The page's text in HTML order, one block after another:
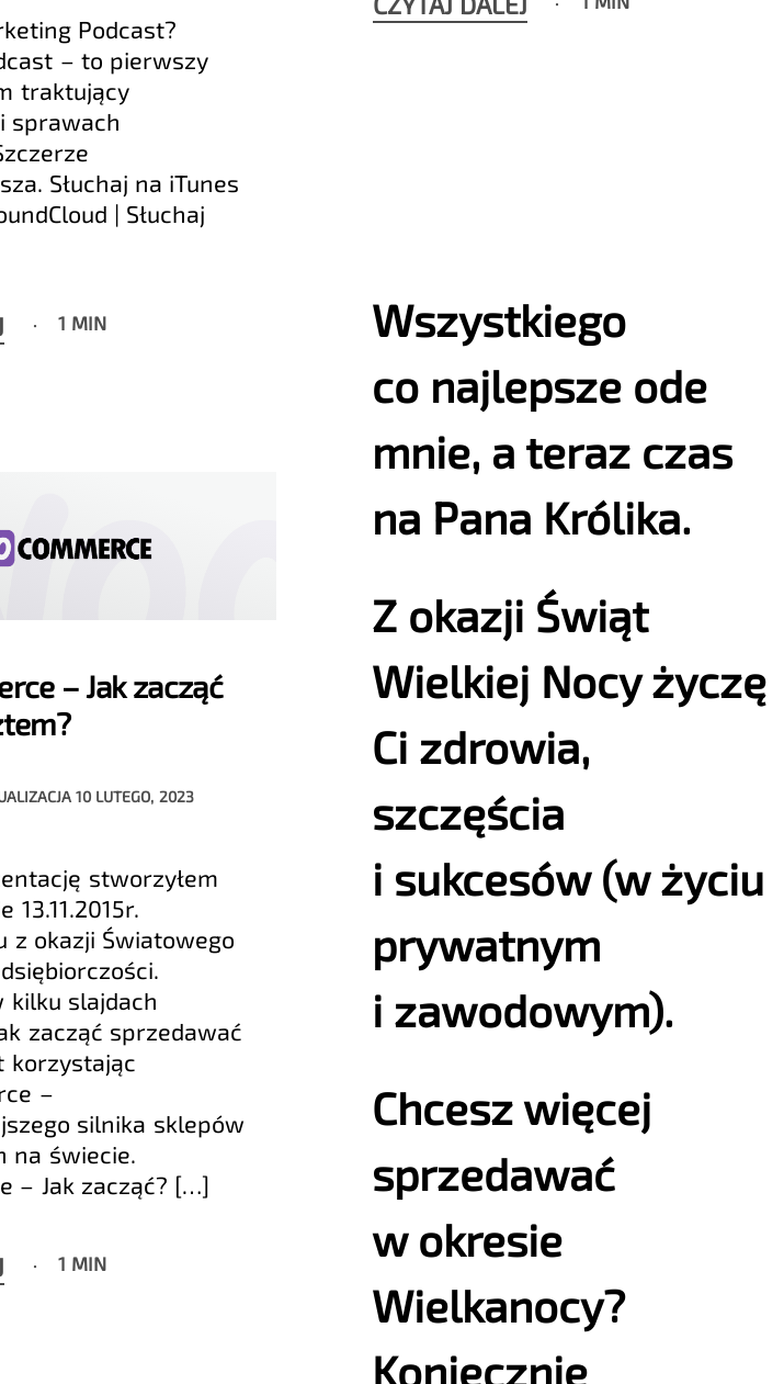
Podcast?
– to pierwszy
traktujący
sprawach
Słuchaj na iTunes
| Słuchaj
1 MIN
Wszystkiego
co najlepsze ode
mnie, a teraz czas
na Pana Królika.
Z okazji Świąt
Wielkiej Nocy życzę
Ci zdrowia,
szczęścia
i sukcesów (w życiu
prywatnym
i zawodowym).
Chcesz więcej
sprzedawać
w okresie
Wielkanocy?
Koniecznie
– Jak zacząć
10 LUTEGO, 2023
stworzyłem
13.11.2015r.
z okazji Światowego
kilku slajdach
zacząć sprzedawać
korzystając
–
silnika sklepów
na świecie.
– Jak zacząć? […]
1 MIN